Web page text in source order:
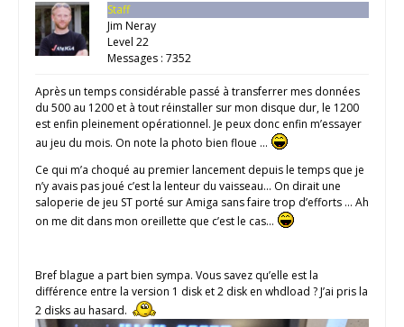
Staff
Jim Neray
Level 22
Messages : 7352
Après un temps considérable passé à transferrer mes données
du 500 au 1200 et à tout réinstaller sur mon disque dur, le 1200
est enfin pleinement opérationnel. Je peux donc enfin m’essayer
au jeu du mois. On note la photo bien floue …
Ce qui m’a choqué au premier lancement depuis le temps que je
n’y avais pas joué c’est la lenteur du vaisseau… On dirait une
saloperie de jeu ST porté sur Amiga sans faire trop d’efforts … Ah
on me dit dans mon oreillette que c’est le cas…
Bref blague a part bien sympa. Vous savez qu’elle est la
différence entre la version 1 disk et 2 disk en whdload ? J’ai pris la
2 disks au hasard.